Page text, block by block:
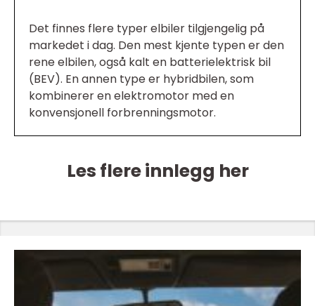
Det finnes flere typer elbiler tilgjengelig på
markedet i dag. Den mest kjente typen er den
rene elbilen, også kalt en batterielektrisk bil
(BEV). En annen type er hybridbilen, som
kombinerer en elektromotor med en
konvensjonell forbrenningsmotor.
Les flere innlegg her